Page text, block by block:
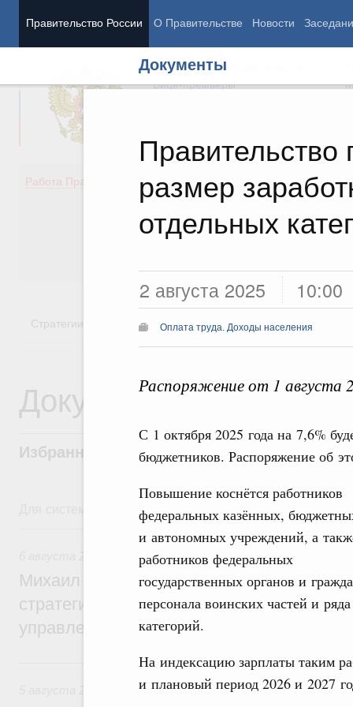
Правительство России О Правительстве Новости
Документы
Правительство
размер
отдельных
2 августа 2025 10:00
Оплата труда. Доходы населения
Распоряжение от 1 августа
С 1 октября 2025 года на 7,6%
бюджетников. Распоряжение об
Повышение коснётся работников
федеральных казённых,
и автономных учреждений, а
работников федеральных
государственных органов и
персонала воинских частей и
категорий.
На индексацию зарплаты таким
и плановый период 2026 и 2027
Председатель Правительства
Вице-премьеры
Работа Правительства
Демография
Здоровье
Культура
Стратегии Государственные программы
Документы
Избранные документы со справками к
Для системного поиска перейдите в раздел "Поиск по
6 августа, четверг
Технологическое развитие. Инновации
Михаил Мишустин дал поручения по
стратегической сессии о
управления научно-технологическим
5 августа, среда
Вопросы производительности труда и